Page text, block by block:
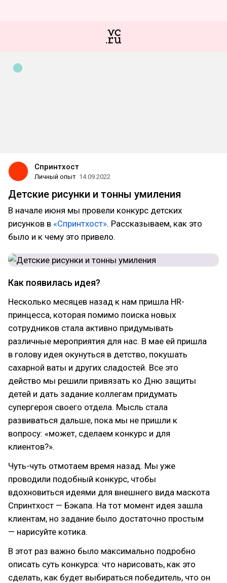
Спринтхост
Личный опыт 14.09.2022
Детские рисунки и тонны умиления
В начале июня мы провели конкурс детских
рисунков в «Спринтхост». Рассказываем, как это
было и к чему это привело.
Как появилась идея?
Несколько месяцев назад к нам пришла HR-
принцесса, которая помимо поиска новых
сотрудников стала активно придумывать
различные мероприятия для нас. В мае ей пришла
в голову идея окунуться в детство, покушать
сахарной ваты и других сладостей. Все это
действо мы решили привязать ко Дню защиты
детей и дать задание коллегам придумать
супергероя своего отдела. Мысль стала
развиваться дальше, пока мы не пришли к
вопросу: «может, сделаем конкурс и для
клиентов?».
Чуть-чуть отмотаем время назад. Мы уже
проводили подобный конкурс, чтобы
вдохновиться идеями для внешнего вида маскота
Спринтхост — Бэкапа. На тот момент идея зашла
клиентам, но задание было достаточно простым
— нарисуйте котика.
В этот раз важно было максимально подробно
описать суть конкурса: что нарисовать, как это
сделать, как будет выбираться победитель, что он